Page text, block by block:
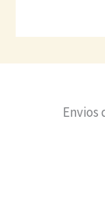
Envios